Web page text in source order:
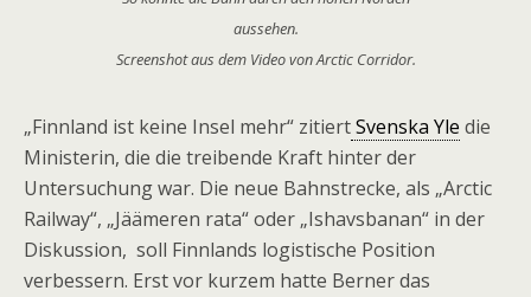
aussehen.
Screenshot aus dem Video von Arctic Corridor.
„Finnland ist keine Insel mehr“ zitiertSvenska Yle die
Ministerin, die die treibende Kraft hinter der
Untersuchung war. Die neue Bahnstrecke, als „Arctic
Railway“, „Jäämeren rata“ oder „Ishavsbanan“ in der
Diskussion, soll Finnlands logistische Position
verbessern. Erst vor kurzem hatte Berner das